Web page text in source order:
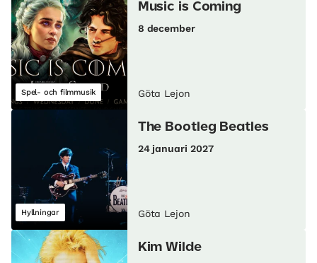
Spel- och filmmusik
Music is Coming
8 december
Göta Lejon
Hyllningar
The Bootleg Beatles
24 januari 2027
Göta Lejon
Kim Wilde